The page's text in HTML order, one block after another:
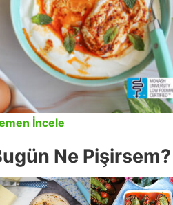
İncele
Ne Pişirsem?